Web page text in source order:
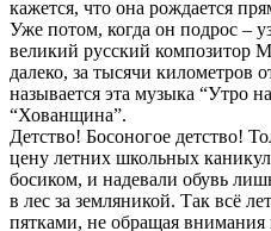
кажется, что она рождается
Уже потом, когда он подрос –
великий русский композитор
далеко, за тысячи километров
называется эта музыка “Утро
“Хованщина”.
Детство! Босоногое детство!
цену летних школьных
босиком, и надевали обувь
в лес за земляникой. Так всё
пятками, не обращая